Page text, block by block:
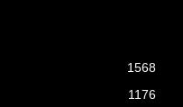
1568
1176